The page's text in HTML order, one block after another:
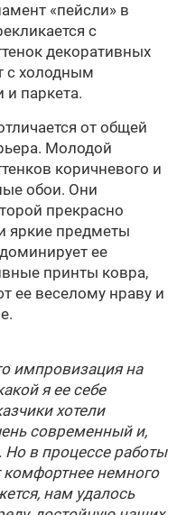
«пейсли» в
с
декоративных
с холодным
паркета.
от общей
Молодой
коричневого и
обои. Они
прекрасно
яркие предметы
ее
принты ковра,
ее веселому нраву и
импровизация на
я ее себе
хотели
современный и,
Но в процессе работы
немного
нам удалось